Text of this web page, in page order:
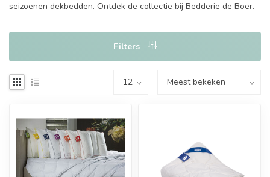
seizoenen dekbedden. Ontdek de collectie bij Bedderie de Boer.
Filters